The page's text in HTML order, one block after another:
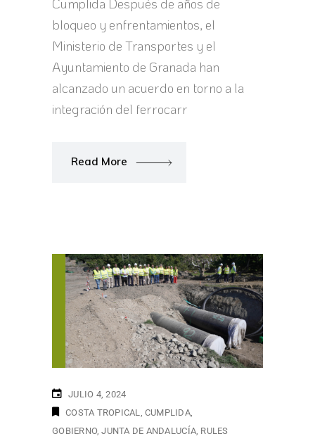
bloqueo y enfrentamientos, el
Ministerio de Transportes y el
Ayuntamiento de Granada han
alcanzado un acuerdo en torno a la
integración del ferrocarr
Read More
JULIO 4, 2024
COSTA TROPICAL CUMPLIDA
GOBIERNO JUNTA DE ANDALUCÍA RULES